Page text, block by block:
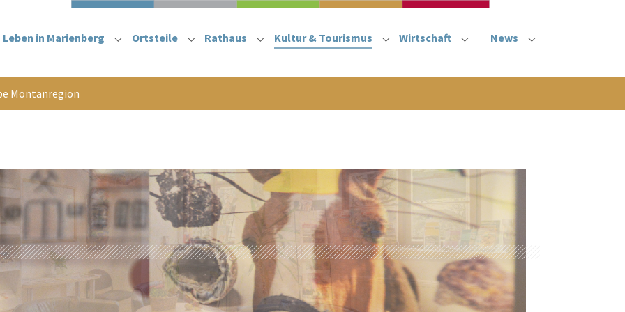
Leben in Marienberg Submenu for "Leben in Marienberg"
Ortsteile Submenu for "Ortsteile"
Rathaus Submenu for "Rathaus"
Kultur & Tourismus Submenu for "Kultur & Tourismus"
Wirtschaft Submenu for "Wirtschaft"
News Submenu for
Montanregion